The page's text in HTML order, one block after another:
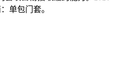
单包门套。